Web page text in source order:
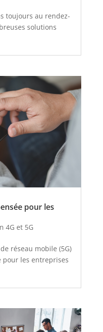
toujours au rendez-
solutions
pour les
4G et 5G
réseau mobile (5G)
les entreprises